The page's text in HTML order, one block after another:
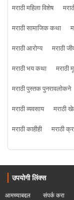
मराठी महिला विशेष
मराठी सामाजिक कथा
मराठी आरोग्य
मराठी
मराठी भय कथा
मराठी
मराठी पुस्तक पुनरावलोकने
मराठी व्यवसाय
मराठी
मराठी काहीही
मराठी
उपयोगी लिंक्स
आमच्याबद्दल संपर्क करा